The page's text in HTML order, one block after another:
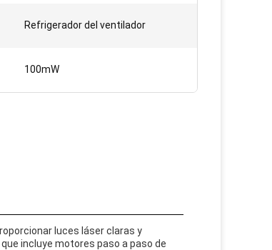
Refrigerador del ventilador
100mW
luces láser claras y
incluye motores paso a paso de